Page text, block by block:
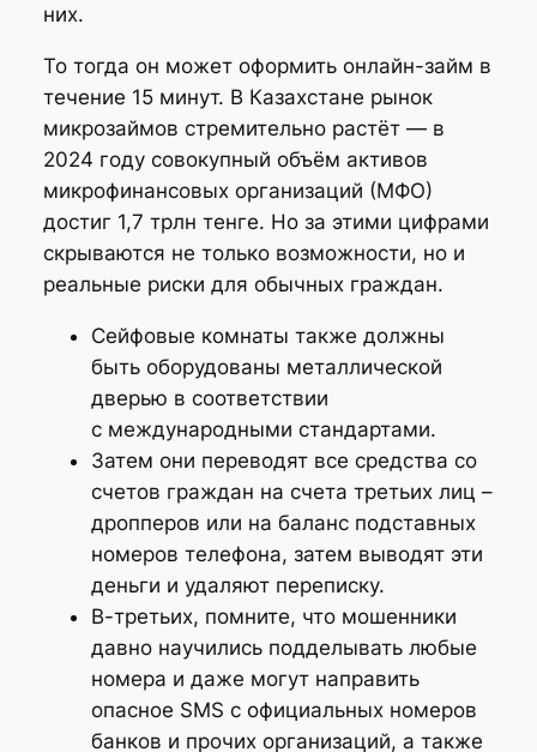
них.
То тогда он может оформить онлайн-займ в
течение 15 минут. В Казахстане рынок
микрозаймов стремительно растёт — в
2024 году совокупный объём активов
микрофинансовых организаций (МФО)
достиг 1,7 трлн тенге. Но за этими цифрами
скрываются не только возможности, но и
реальные риски для обычных граждан.
Сейфовые комнаты также должны
быть оборудованы металлической
дверью в соответствии
с международными стандартами.
Затем они переводят все средства со
счетов граждан на счета третьих лиц –
дропперов или на баланс подставных
номеров телефона, затем выводят эти
деньги и удаляют переписку.
В-третьих, помните, что мошенники
давно научились подделывать любые
номера и даже могут направить
опасное SMS с официальных номеров
банков и прочих организаций, а также